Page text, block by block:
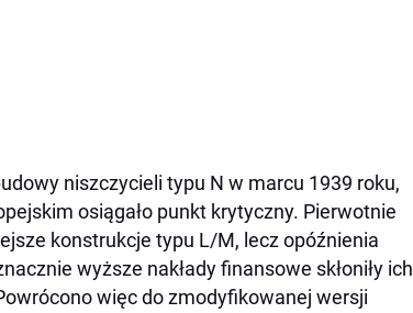
niszczycieli typu N w marcu 1939 roku,
osiągało punkt krytyczny. Pierwotnie
konstrukcje typu L/M, lecz opóźnienia
wyższe nakłady finansowe skłoniły ich
więc do zmodyfikowanej wersji